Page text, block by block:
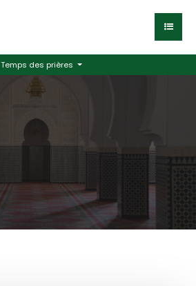
Temps des prières